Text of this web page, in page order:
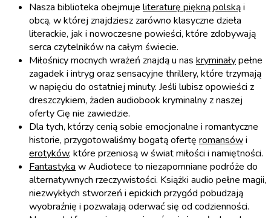
Nasza biblioteka obejmuje literaturę piękną polskąi
obcą, w której znajdziesz zarówno klasyczne dzieła
literackie, jak i nowoczesne powieści, które zdobywają
serca czytelników na całym świecie.
Miłośnicy mocnych wrażeń znajdą u nas kryminałypełne
zagadek i intryg oraz sensacyjne thrillery, które trzymają
w napięciu do ostatniej minuty. Jeśli lubisz opowieści z
dreszczykiem, żaden audiobook kryminalny z naszej
oferty Cię nie zawiedzie.
Dla tych, którzy cenią sobie emocjonalne i romantyczne
historie, przygotowaliśmy bogatą ofertę romansówi
erotyków, które przeniosą w świat miłości i namiętności.
Fantastykaw Audiotece to niezapomniane podróże do
alternatywnych rzeczywistości. Książki audio pełne magii,
niezwykłych stworzeń i epickich przygód pobudzają
wyobraźnię i pozwalają oderwać się od codzienności.